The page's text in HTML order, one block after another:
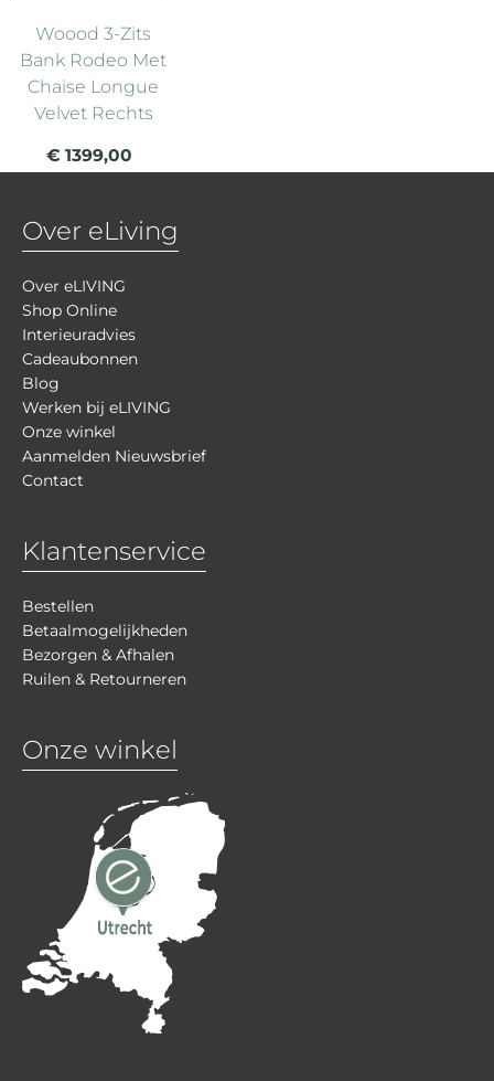
Woood 3-Zits
Bank Rodeo Met
Chaise Longue
Velvet Rechts
€ 1399,00
Over eLiving
Over eLIVING
Shop Online
Interieuradvies
Cadeaubonnen
Blog
Werken bij eLIVING
Onze winkel
Aanmelden Nieuwsbrief
Contact
Klantenservice
Bestellen
Betaalmogelijkheden
Bezorgen & Afhalen
Ruilen & Retourneren
Onze winkel